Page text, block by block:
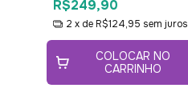
R$249,90
2 x de R$124,95 sem juros
COLOCAR NO
CARRINHO